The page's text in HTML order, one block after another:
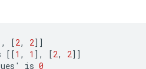
, [2, 2]]
[[1 , 1 ] , [2, 2]]
' is 0